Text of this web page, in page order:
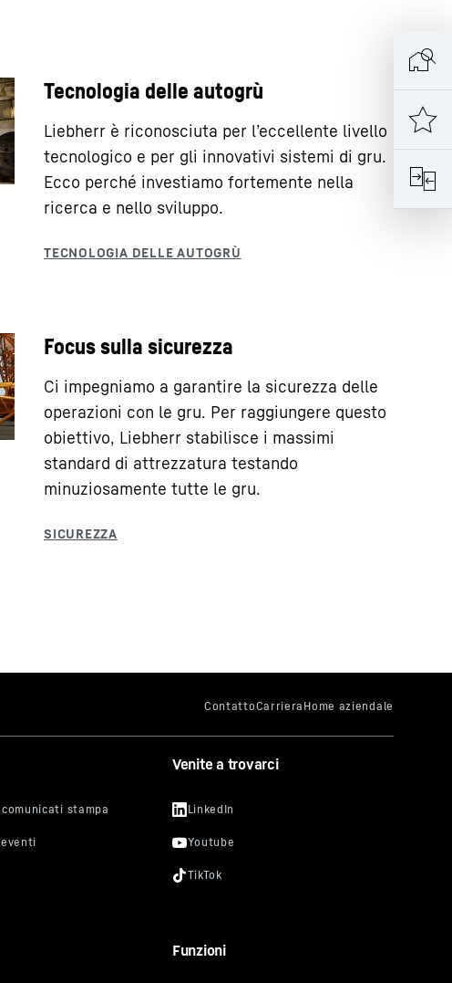
Tecnologia delle autogrù
Liebherr è riconosciuta per l’eccellente livello
tecnologico e per gli innovativi sistemi di gru.
Ecco perché investiamo fortemente nella
ricerca e nello sviluppo.
Focus sulla sicurezza
Ci impegniamo a garantire la sicurezza delle
operazioni con le gru. Per raggiungere questo
obiettivo, Liebherr stabilisce i massimi
standard di attrezzatura testando
minuziosamente tutte le gru.
Venite a trovarci
Funzioni